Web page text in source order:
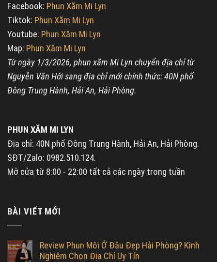
Facebook: Phun Xăm Mi Lyn
Tiktok: Phun Xăm Mi Lyn
Youtube: Phun Xăm Mi Lyn
Map: Phun Xăm Mi Lyn
Từ ngày 1/3/2026, phun xăm Mi Lyn chuyển địa chỉ từ
Nguyễn Văn Hới sang địa chỉ mới chính thức: 40N phố
Đông Trung Hành, Hải An, Hải Phòng.
PHUN XĂM MI LYN
Địa chỉ: 40N phố Đông Trung Hành, Hải An, Hải Phòng.
SĐT/Zalo: 0982.510.124.
Mở cửa từ 8:00 - 22:00 tất cả các ngày trong tuần
BÀI VIẾT MỚI
Review Phun Môi Ở Đâu Đẹp Hải Phòng? Kinh
Nghiệm Chọn Địa Chỉ Uy Tín